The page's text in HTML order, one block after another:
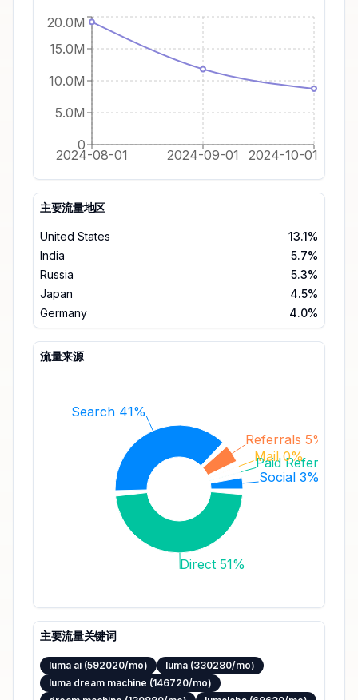
2024-08-01 2024-09-01 2024-10-01
0
5.0M
10.0M
15.0M
20.0M
主要流量地区
United States
13.1%
India
5.7%
Russia
5.3%
Japan
4.5%
Germany
4.0%
流量来源
Social 3%
Paid Referrals
Mail 0%
Referrals 5%
Search 41%
Direct 51%
主要流量关键词
luma ai (592020/mo)
luma (330280/mo)
luma dream machine (146720/mo)